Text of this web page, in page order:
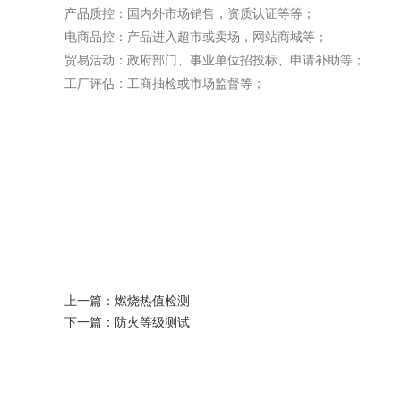
产品质控：国内外市场销售，资质认证等等；
电商品控：产品进入超市或卖场，网站商城等；
贸易活动：政府部门、事业单位招投标、申请补助等；
工厂评估：工商抽检或市场监督等；
上一篇： 燃烧热值检测
下一篇： 防火等级测试